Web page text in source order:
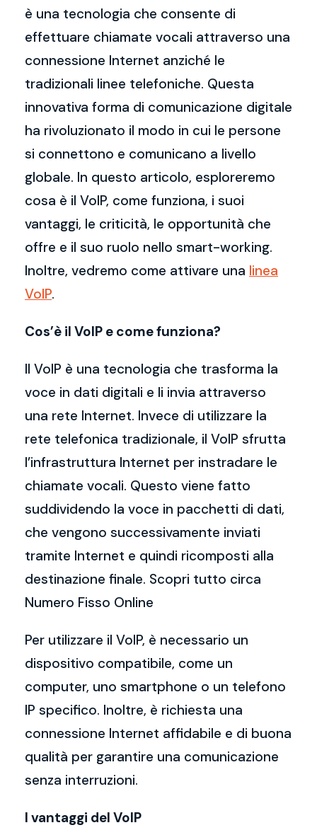
è una tecnologia che consente di
effettuare chiamate vocali attraverso una
connessione Internet anziché le
tradizionali linee telefoniche. Questa
innovativa forma di comunicazione digitale
ha rivoluzionato il modo in cui le persone
si connettono e comunicano a livello
globale. In questo articolo, esploreremo
cosa è il VoIP, come funziona, i suoi
vantaggi, le criticità, le opportunità che
offre e il suo ruolo nello smart-working.
Inoltre, vedremo come attivare una linea
VoIP.
Cos’è il VoIP e come funziona?
Il VoIP è una tecnologia che trasforma la
voce in dati digitali e li invia attraverso
una rete Internet. Invece di utilizzare la
rete telefonica tradizionale, il VoIP sfrutta
l’infrastruttura Internet per instradare le
chiamate vocali. Questo viene fatto
suddividendo la voce in pacchetti di dati,
che vengono successivamente inviati
tramite Internet e quindi ricomposti alla
destinazione finale. Scopri tutto circa
Numero Fisso Online
Per utilizzare il VoIP, è necessario un
dispositivo compatibile, come un
computer, uno smartphone o un telefono
IP specifico. Inoltre, è richiesta una
connessione Internet affidabile e di buona
qualità per garantire una comunicazione
senza interruzioni.
I vantaggi del VoIP